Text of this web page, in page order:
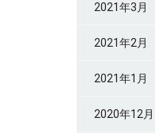
2021年3月
2021年2月
2021年1月
2020年12月